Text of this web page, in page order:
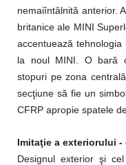
nemaiîntâlnită anterior.
britanice ale MINI
accentuează
la noul MINI. O bară
stopuri pe zona
secţiune să fie un
CFRP apropie spatele
Imitaţie a exteriorului
Designul exterior şi